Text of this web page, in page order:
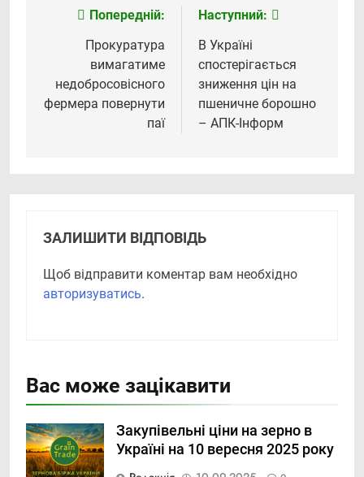
Навігація
записів
Попередній:
Прокуратура
вимагатиме
недобросовісного
фермера повернути
паї
Наступний:
В Україні
спостерігається
зниження цін на
пшеничне борошно
– АПК-Інформ
ЗАЛИШИТИ ВІДПОВІДЬ
Щоб відправити коментар вам необхідно
авторизуватись.
Вас може зацікавити
Закупівельні ціни на зерно в
Україні на 10 вересня 2025 року